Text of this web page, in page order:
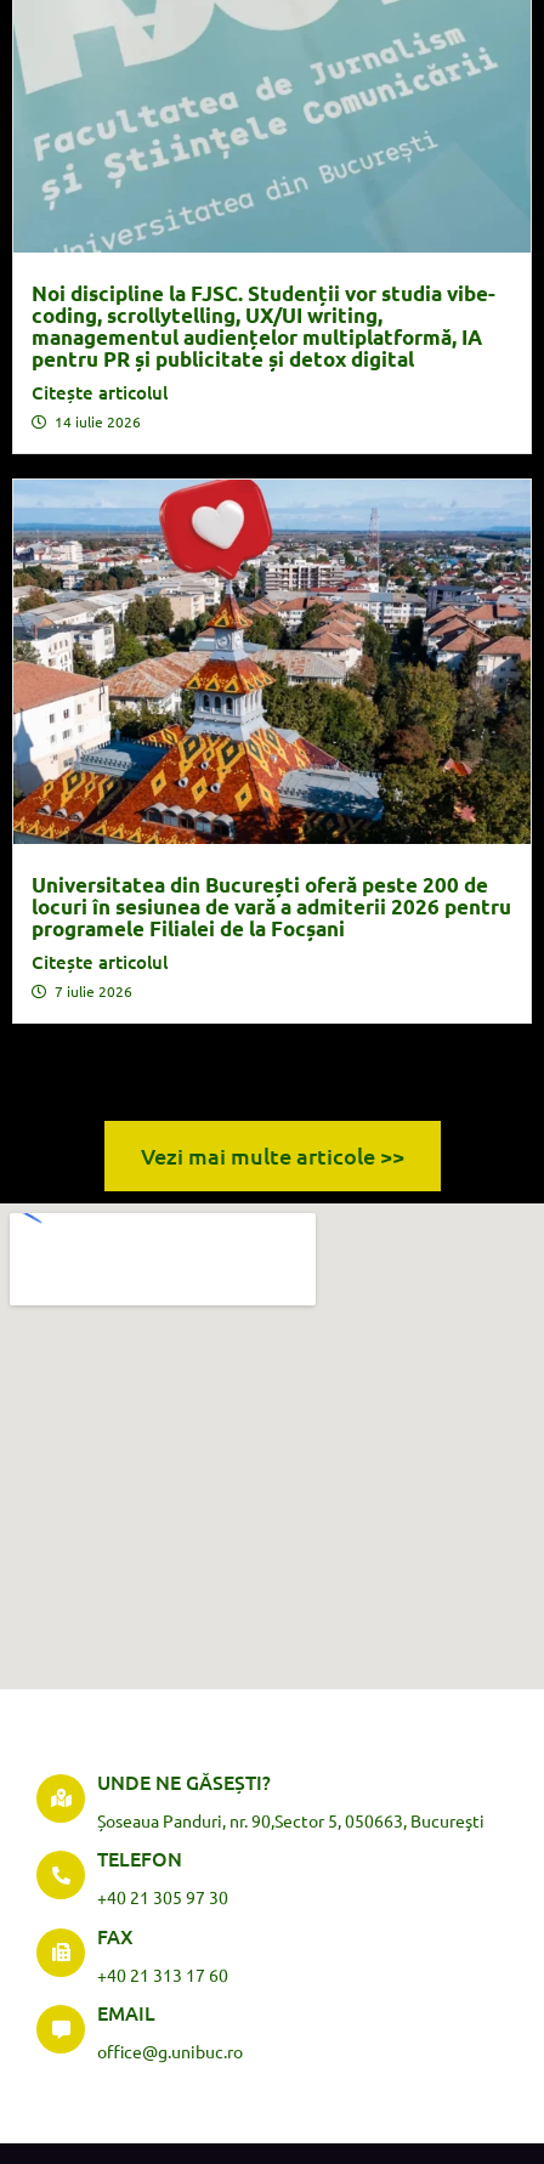
Noi discipline la FJSC. Studenții vor studia vibe-
coding, scrollytelling, UX/UI writing,
managementul audiențelor multiplatformă, IA
pentru PR și publicitate și detox digital
Citește articolul
14 iulie 2026
Universitatea din București oferă peste 200 de
locuri în sesiunea de vară a admiterii 2026 pentru
programele Filialei de la Focșani
Citește articolul
7 iulie 2026
Vezi mai multe articole >>
UNDE NE GĂSEȘTI?
Șoseaua Panduri, nr. 90,Sector 5, 050663, Bucureşti
TELEFON
+40 21 305 97 30
FAX
+40 21 313 17 60
EMAIL
office@g.unibuc.ro